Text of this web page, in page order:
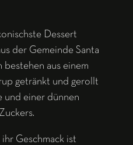
Dessert
der Gemeinde Santa
bestehen aus einem
getränkt und gerollt
und einer dünnen
Geschmack ist